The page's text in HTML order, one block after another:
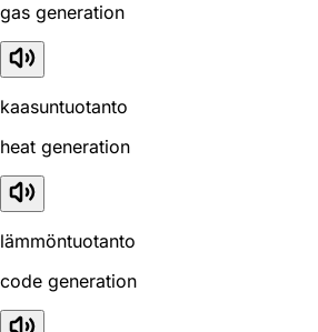
gas generation
kaasuntuotanto
heat generation
lämmöntuotanto
code generation